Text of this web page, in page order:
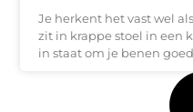
Je herkent het vast wel
zit in krappe stoel in een
in staat om je benen goed